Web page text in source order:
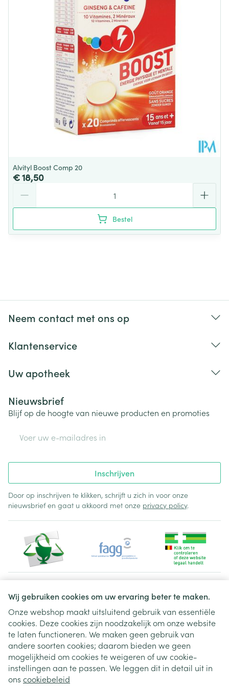
Wij gebruiken cookies om uw ervaring beter te maken.
Onze webshop maakt uitsluitend gebruik van essentiële
cookies. Deze cookies zijn noodzakelijk om onze website
te laten functioneren. We maken geen gebruik van
andere soorten cookies; daarom bieden we geen
mogelijkheid om cookies te weigeren of uw cookie-
instellingen aan te passen. We leggen dit in detail uit in
ons cookiebeleid
Dieetbeperkingen
Vegan, Zonder
bewaarmiddelen, Zonder
kleurstoffen
Kamertemperatuur (15°C -
25°C)
Alvityl Boost Comp 20
€ 18,50
Bestel
Neem contact met ons op
Klantenservice
Uw apotheek
Nieuwsbrief
Blijf op de hoogte van nieuwe producten en promoties
Inschrijven
Door op inschrijven te klikken, schrijft u zich in voor onze
nieuwsbrief en gaat u akkoord met onze privacy policy.
Juridische links